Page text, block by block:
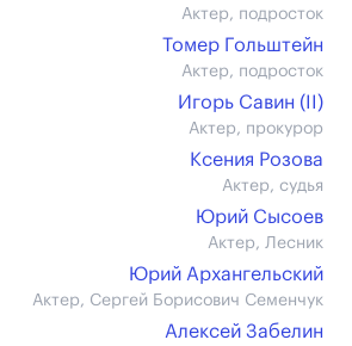
Актер, подросток
Томер Гольштейн
Актер, подросток
Игорь Савин (II)
Актер, прокурор
Ксения Розова
Актер, судья
Юрий Сысоев
Актер, Лесник
Юрий Архангельский
Актер, Сергей Борисович Семенчук
Алексей Забелин